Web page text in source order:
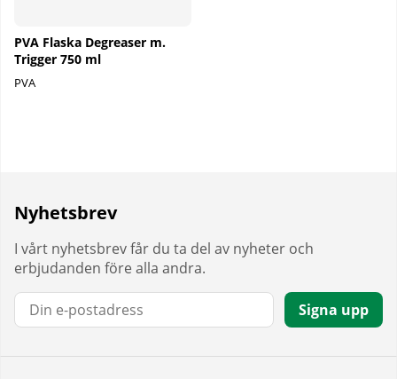
PVA Flaska Degreaser m.
Trigger 750 ml
PVA
Nyhetsbrev
I vårt nyhetsbrev får du ta del av nyheter och
erbjudanden före alla andra.
E-post:
Signa upp